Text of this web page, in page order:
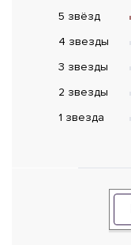
5 звёзд
4 звeзды
3 звeзды
2 звeзды
1 звeзда